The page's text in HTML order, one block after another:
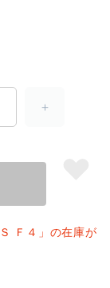
Ｆ４」の在庫が